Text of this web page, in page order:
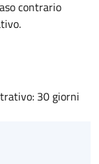
contrario
30 giorni